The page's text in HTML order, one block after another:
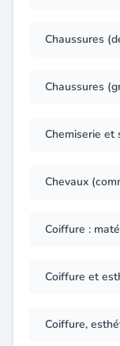
Chaussures
Chaussures
Chevaux
Coiffure :
Coiffure et